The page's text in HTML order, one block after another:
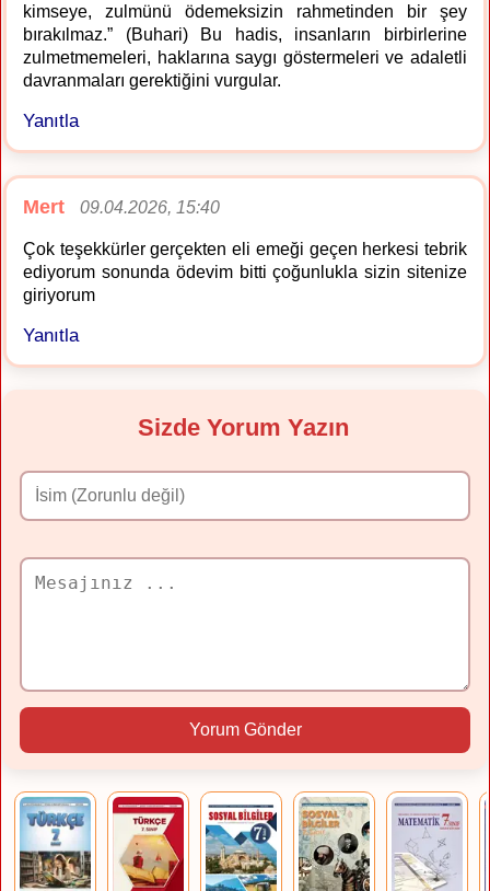
kimseye, zulmünü ödemeksizin rahmetinden bir şey
bırakılmaz.” (Buhari) Bu hadis, insanların birbirlerine
zulmetmemeleri, haklarına saygı göstermeleri ve adaletli
davranmaları gerektiğini vurgular.
Yanıtla
Mert 09.04.2026, 15:40
Çok teşekkürler gerçekten eli emeği geçen herkesi tebrik
ediyorum sonunda ödevim bitti çoğunlukla sizin sitenize
giriyorum
Yanıtla
Sizde Yorum Yazın
Yorum Gönder